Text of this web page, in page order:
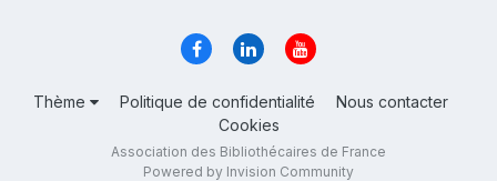
Thème Politique de confidentialité
Nous contacter
Cookies
Association des Bibliothécaires de France
Powered by Invision Community